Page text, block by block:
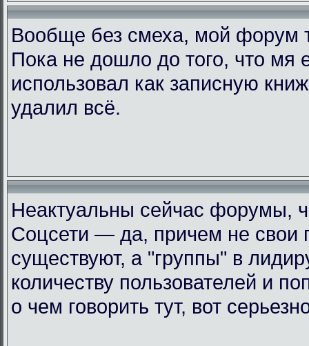
Вообще без смеха, мой форум
Пока не дошло до того, что мя
использовал как записную
удалил всё.
Неактуальны сейчас форумы,
Соцсети — да, причем не свои
существуют, а "группы" в
количеству пользователей и
о чем говорить тут, вот